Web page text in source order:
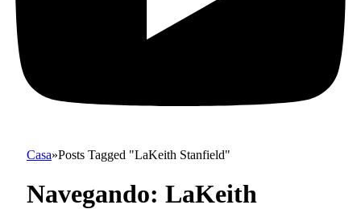
Casa»Posts Tagged "LaKeith Stanfield"
Navegando: LaKeith